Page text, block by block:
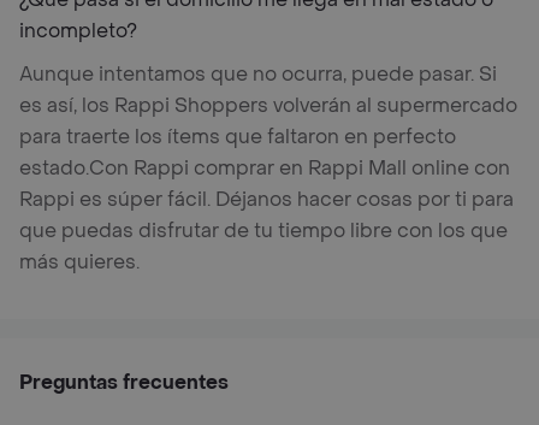
incompleto?
Aunque intentamos que no ocurra, puede pasar. Si
es así, los Rappi Shoppers volverán al supermercado
para traerte los ítems que faltaron en perfecto
estado.Con Rappi comprar en Rappi Mall online con
Rappi es súper fácil. Déjanos hacer cosas por ti para
que puedas disfrutar de tu tiempo libre con los que
más quieres.
Preguntas frecuentes